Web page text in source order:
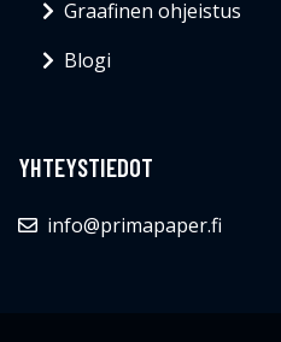
Graafinen ohjeistus
Blogi
YHTEYSTIEDOT
info@primapaper.fi